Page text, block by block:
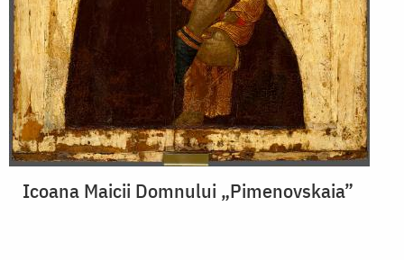
Icoana Maicii Domnului „Pimenovskaia”